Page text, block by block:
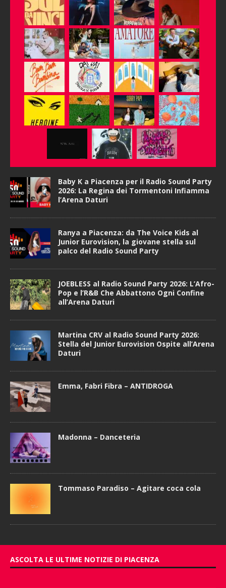
Baby K a Piacenza per il Radio Sound Party
2026: La Regina dei Tormentoni Infiamma
l’Arena Daturi
Ranya a Piacenza: da The Voice Kids al
Junior Eurovision, la giovane stella sul
palco del Radio Sound Party
JOEBLESS al Radio Sound Party 2026: L’Afro-
Pop e l’R&B Che Abbattono Ogni Confine
all’Arena Daturi
Martina CRV al Radio Sound Party 2026:
Stella del Junior Eurovision Ospite all’Arena
Daturi
Emma, Fabri Fibra – ANTIDROGA
Madonna – Danceteria
Tommaso Paradiso – Agitare coca cola
ASCOLTA LE ULTIME NOTIZIE DI PIACENZA